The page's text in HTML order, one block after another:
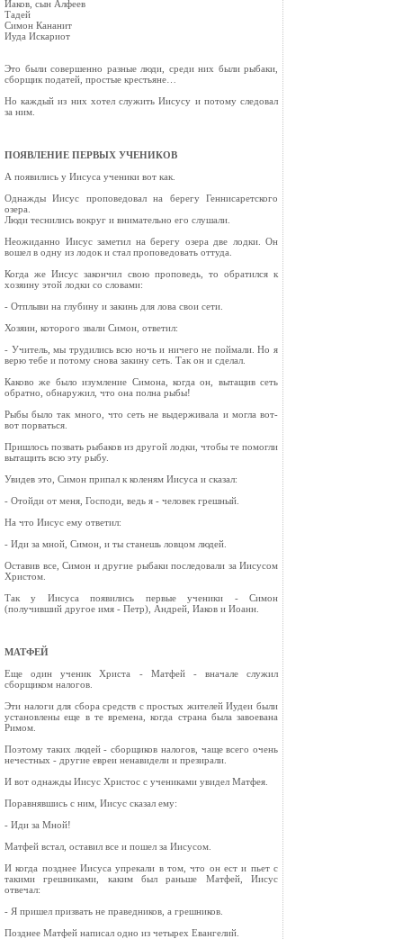
Иаков, сын Алфеев
Тадей
Симон Кананит
Иуда Искариот
Это были совершенно разные люди, среди них были рыбаки,
сборщик податей, простые крестьяне…
Но каждый из них хотел служить Иисусу и потому следовал
за ним.
ПОЯВЛЕНИЕ ПЕРВЫХ УЧЕНИКОВ
А появились у Иисуса ученики вот как.
Однажды Иисус проповедовал на берегу Геннисаретского
озера.
Люди теснились вокруг и внимательно его слушали.
Неожиданно Иисус заметил на берегу озера две лодки. Он
вошел в одну из лодок и стал проповедовать оттуда.
Когда же Иисус закончил свою проповедь, то обратился к
хозяину этой лодки со словами:
- Отплыви на глубину и закинь для лова свои сети.
Хозяин, которого звали Симон, ответил:
- Учитель, мы трудились всю ночь и ничего не поймали. Но я
верю тебе и потому снова закину сеть. Так он и сделал.
Каково же было изумление Симона, когда он, вытащив сеть
обратно, обнаружил, что она полна рыбы!
Рыбы было так много, что сеть не выдерживала и могла вот-
вот порваться.
Пришлось позвать рыбаков из другой лодки, чтобы те помогли
вытащить всю эту рыбу.
Увидев это, Симон припал к коленям Иисуса и сказал:
- Отойди от меня, Господи, ведь я - человек грешный.
На что Иисус ему ответил:
- Иди за мной, Симон, и ты станешь ловцом людей.
Оставив все, Симон и другие рыбаки последовали за Иисусом
Христом.
Так у Иисуса появились первые ученики - Симон
(получивший другое имя - Петр), Андрей, Иаков и Иоанн.
МАТФЕЙ
Еще один ученик Христа - Матфей - вначале служил
сборщиком налогов.
Эти налоги для сбора средств с простых жителей Иудеи были
установлены еще в те времена, когда страна была завоевана
Римом.
Поэтому таких людей - сборщиков налогов, чаще всего очень
нечестных - другие евреи ненавидели и презирали.
И вот однажды Иисус Христос с учениками увидел Матфея.
Поравнявшись с ним, Иисус сказал ему:
- Иди за Мной!
Матфей встал, оставил все и пошел за Иисусом.
И когда позднее Иисуса упрекали в том, что он ест и пьет с
такими грешниками, каким был раньше Матфей, Иисус
отвечал:
- Я пришел призвать не праведников, а грешников.
Позднее Матфей написал одно из четырех Евангелий.